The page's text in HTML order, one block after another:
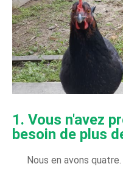
1. Vous n'avez
besoin de plus
Nous en avons